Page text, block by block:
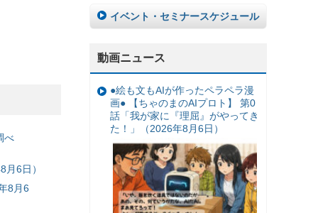
べ
6日）
8月6
イベント・セミナースケジュール
動画ニュース
●絵も文もAIが作ったペラペラ漫
画● 【ちゃのまのAIプロト】 第0
話「我が家に『理屈』がやってき
た！」（2026年8月6日）